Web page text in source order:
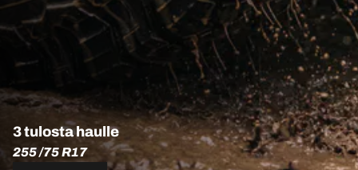
3 tulosta haulle
255 /75 R17